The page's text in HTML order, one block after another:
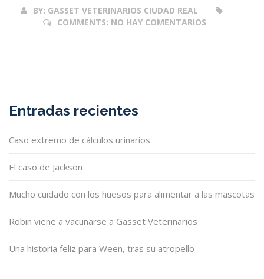
BY: GASSET VETERINARIOS CIUDAD REAL
COMMENTS: NO HAY COMENTARIOS
Entradas recientes
Caso extremo de cálculos urinarios
El caso de Jackson
Mucho cuidado con los huesos para alimentar a las mascotas
Robin viene a vacunarse a Gasset Veterinarios
Una historia feliz para Ween, tras su atropello